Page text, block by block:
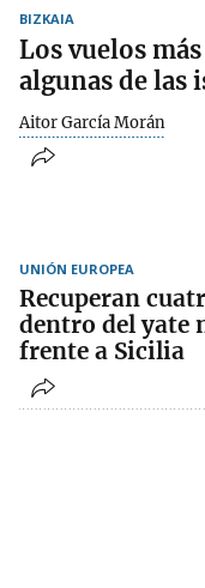
BIZKAIA
Los vuelos
algunas de las
Aitor García Morán
UNIÓN EUROPEA
Recuperan
dentro del yate
frente a Sicilia